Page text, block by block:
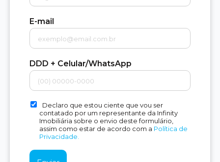
E-mail
DDD + Celular/WhatsApp
Declaro que estou ciente que vou ser
contatado por um representante da Infinity
Imobiliária sobre o envio deste formulário,
assim como estar de acordo com a Política de
Privacidade.